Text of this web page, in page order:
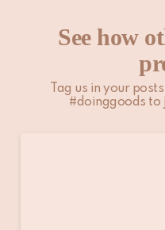
See how
Tag us in your
#doinggoods to